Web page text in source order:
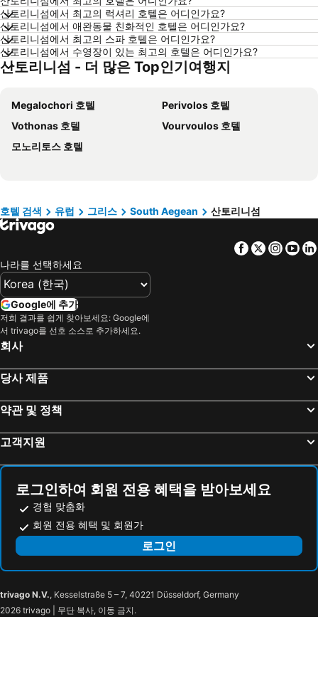
목포 호텔
포항 호텔
상하이 호텔
히로시마 호텔
평창 호텔
통영 호텔
Dolomiti 호텔
오키나와 호텔
Phu Quoc 호텔
타이페이 호텔
크로아티아 호텔
크로아티아 해안 호텔
Paris 호텔
라치오 호텔
Danang 호텔
Hanoi region 호텔
산토리니섬에서 최고의 럭셔리 호텔은 어디인가요?
산토리니섬에서 애완동물 친화적인 호텔은 어디인가요?
산토리니섬에서 최고의 스파 호텔은 어디인가요?
산토리니섬에서 수영장이 있는 최고의 호텔은 어디인가요?
산토리니섬 - 더 많은 Top인기여행지
Megalochori 호텔
Perivolos 호텔
Vothonas 호텔
Vourvoulos 호텔
모노리토스 호텔
호텔 검색 유럽 그리스 South Aegean 산토리니섬
Facebook
Twitter
나라를 선택하세요
Google에 추가
저희 결과를 쉽게 찾아보세요: Google에
서 trivago를 선호 소스로 추가하세요.
회사
당사 제품
약관 및 정책
고객지원
로그인하여 회원 전용 혜택을 받아보세요
경험 맞춤화
회원 전용 혜택 및 회원가
로그인
trivago N.V., Kesselstraße 5 – 7, 40221 Düsseldorf, Germany
2026 trivago | 무단 복사, 이동 금지.